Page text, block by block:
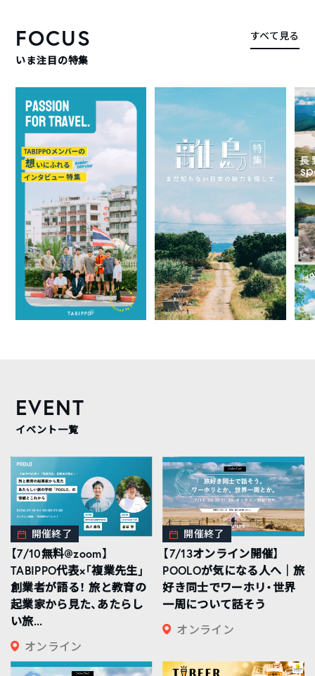
FOCUS
いま注目の特集
すべて見る
EVENT
イベント一覧
開催終了
【7/10無料@zoom】
TABIPPO代表×「複業先生」
創業者が語る！ 旅と教育の
起業家から見た、あたらし
い旅...
オンライン
開催終了
【7/13オンライン開催】
POOLOが気になる人へ｜旅
好き同士でワーホリ・世界
一周について話そう
オンライン